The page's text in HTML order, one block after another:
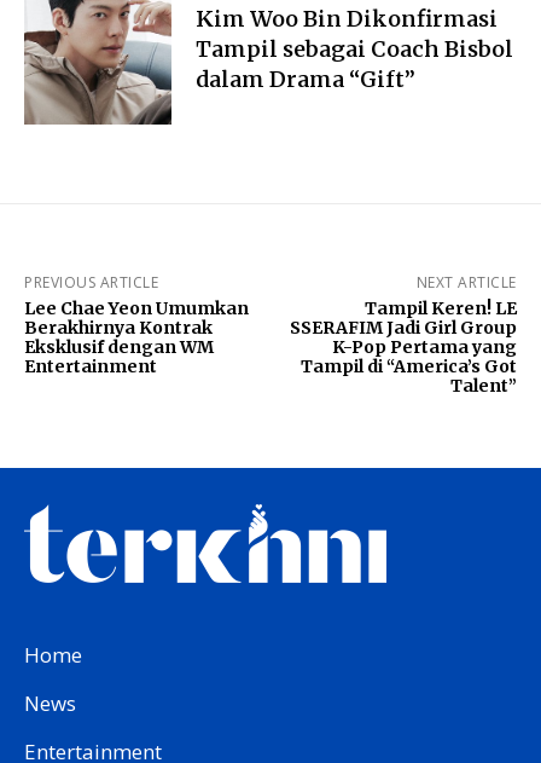
Kim Woo Bin Dikonfirmasi
Tampil sebagai Coach Bisbol
dalam Drama “Gift”
PREVIOUS ARTICLE
Lee Chae Yeon Umumkan
Berakhirnya Kontrak
Eksklusif dengan WM
Entertainment
NEXT ARTICLE
Tampil Keren! LE
SSERAFIM Jadi Girl Group
K-Pop Pertama yang
Tampil di “America’s Got
Talent”
Home
News
Entertainment